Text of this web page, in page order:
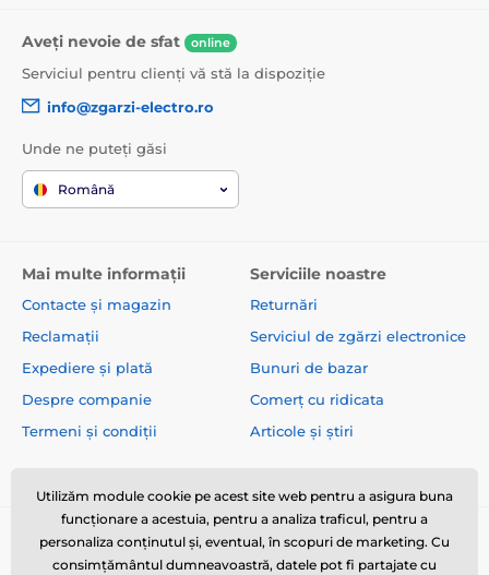
Aveți nevoie de sfat online
Serviciul pentru clienți vă stă la dispoziție
info@zgarzi-electro.ro
Unde ne puteți găsi
Română
Mai multe informații
Contacte și magazin
Reclamații
Expediere și plată
Despre companie
Termeni și condiții
Serviciile noastre
Returnări
Serviciul de zgărzi electronice
Bunuri de bazar
Comerț cu ridicata
Articole și știri
Utilizăm module cookie pe acest site web pentru a asigura buna
funcționare a acestuia, pentru a analiza traficul, pentru a
personaliza conținutul și, eventual, în scopuri de marketing. Cu
consimțământul dumneavoastră, datele pot fi partajate cu